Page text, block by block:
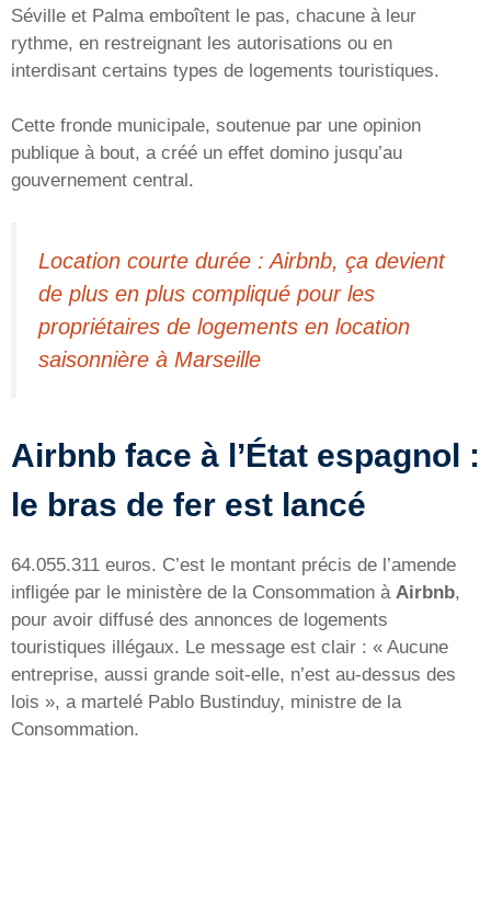
Séville et Palma emboîtent le pas, chacune à leur
rythme, en restreignant les autorisations ou en
interdisant certains types de logements touristiques.
Cette fronde municipale, soutenue par une opinion
publique à bout, a créé un effet domino jusqu’au
gouvernement central.
Location courte durée : Airbnb, ça devient
de plus en plus compliqué pour les
propriétaires de logements en location
saisonnière à Marseille
Airbnb face à l’État espagnol :
le bras de fer est lancé
64.055.311 euros. C’est le montant précis de l’amende
infligée par le ministère de la Consommation à Airbnb,
pour avoir diffusé des annonces de logements
touristiques illégaux. Le message est clair : « Aucune
entreprise, aussi grande soit-elle, n’est au-dessus des
lois », a martelé Pablo Bustinduy, ministre de la
Consommation.